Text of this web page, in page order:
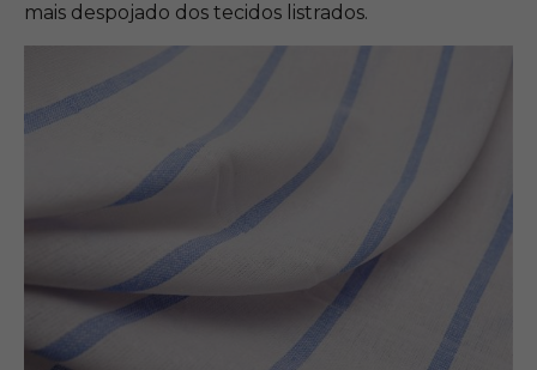
mais despojado dos tecidos listrados.